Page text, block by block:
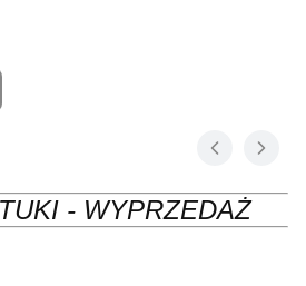
- WYPRZEDAŻ